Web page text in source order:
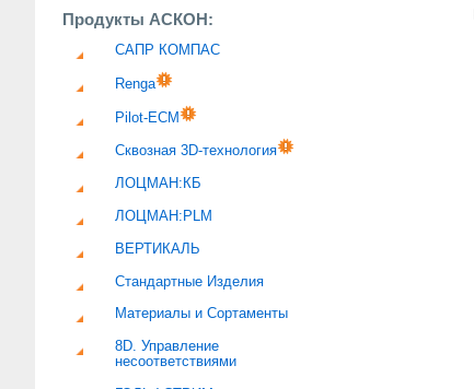
Продукты АСКОН:
САПР КОМПАС
Renga
Pilot-ECM
Сквозная 3D-технология
ЛОЦМАН:КБ
ЛОЦМАН:PLM
ВЕРТИКАЛЬ
Стандартные Изделия
Материалы и Сортаменты
8D. Управление
несоответствиями